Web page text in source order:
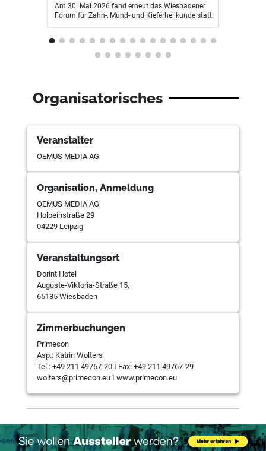
bis Probiotika
Am 30. Mai 2026 fand erneut das Wiesbadener
Forum für Zahn-, Mund- und Kieferheilkunde statt.
Organisatorisches
Veranstalter
OEMUS MEDIA AG
Organisation, Anmeldung
OEMUS MEDIA AG
Holbeinstraße 29
04229 Leipzig
Veranstaltungsort
Dorint Hotel
Auguste-Viktoria-Straße 15,
65185 Wiesbaden
Zimmerbuchungen
Primecon
Asp.: Katrin Wolters
Tel.: +49 211 49767-20 I Fax: +49 211 49767-29
wolters@primecon.eu I www.primecon.eu